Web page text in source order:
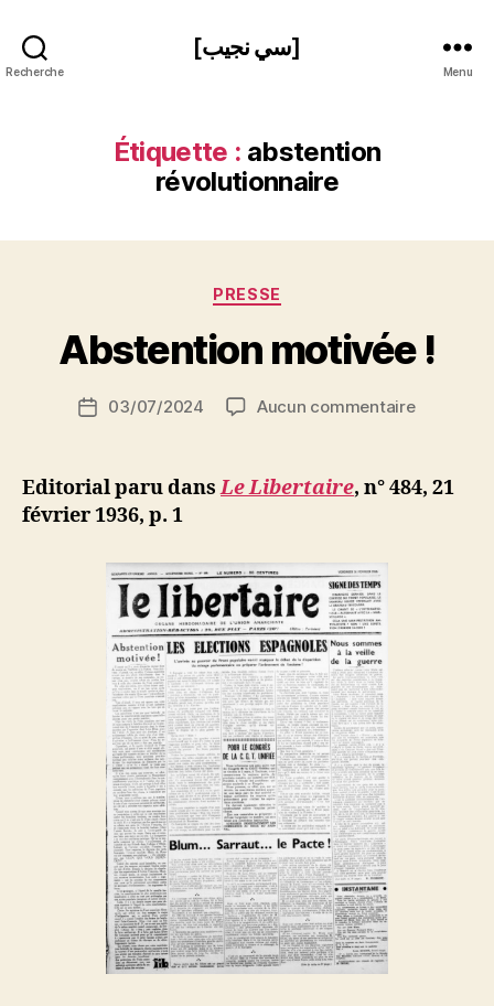
Recherche
[سي نجيب]
Menu
Étiquette : abstention
révolutionnaire
Catégories
PRESSE
Abstention motivée !
de
N
ji
b
Date03/07/2024 Aucun commentairesur
!
Editorial paru dansLe Libertaire, n° 484, 21
février 1936, p. 1